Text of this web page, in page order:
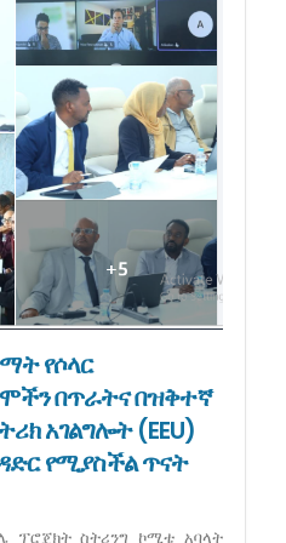
የሶላር
በጥራትና በዝቅተኛ
አገልግሎት (EEU)
የሚያስችል ጥናት
ፕሮጀክት ስትሪንግ ኮሚቴ አባላት